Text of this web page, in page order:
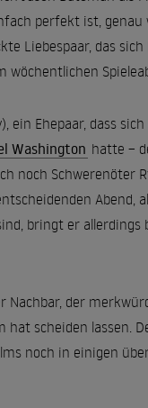
perfekt ist,
Liebespaar, das
ein Ehepaar, dass
Washington hatte –
Schwerenöter
Abend,
bringt er
der
scheiden lassen.
noch in einigen